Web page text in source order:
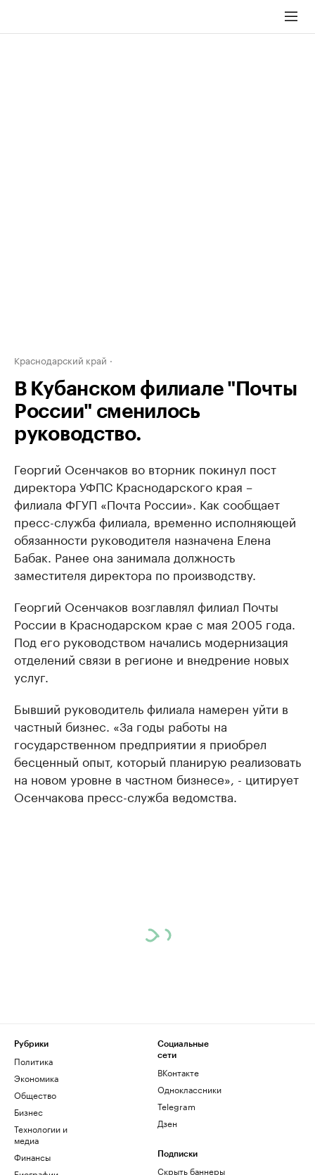
Краснодарский край
В Кубанском филиале "Почты
России" сменилось
руководство.
Георгий Осенчаков во вторник покинул пост
директора УФПС Краснодарского края –
филиала ФГУП «Почта России». Как сообщает
пресс-служба филиала, временно исполняющей
обязанности руководителя назначена Елена
Бабак. Ранее она занимала должность
заместителя директора по производству.
Георгий Осенчаков возглавлял филиал Почты
России в Краснодарском крае с мая 2005 года.
Под его руководством начались модернизация
отделений связи в регионе и внедрение новых
услуг.
Бывший руководитель филиала намерен уйти в
частный бизнес. «За годы работы на
государственном предприятии я приобрел
бесценный опыт, который планирую реализовать
на новом уровне в частном бизнесе», - цитирует
Осенчакова пресс-служба ведомства.
Рубрики
Политика
Экономика
Общество
Бизнес
Технологии и
медиа
Финансы
Социальные
сети
ВКонтакте
Одноклассники
Telegram
Дзен
Подписки
Скрыть баннеры